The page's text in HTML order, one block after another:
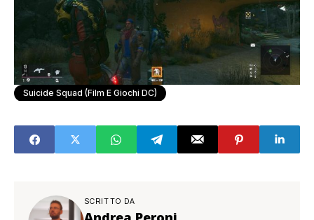
Suicide Squad (Film E Giochi DC)
SCRITTO DA